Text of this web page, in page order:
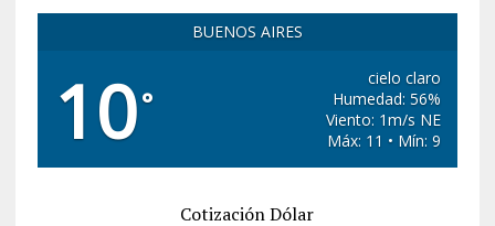
BUENOS AIRES
10°
cielo claro
Humedad: 56%
Viento: 1m/s NE
Máx: 11 • Mín: 9
Cotización Dólar